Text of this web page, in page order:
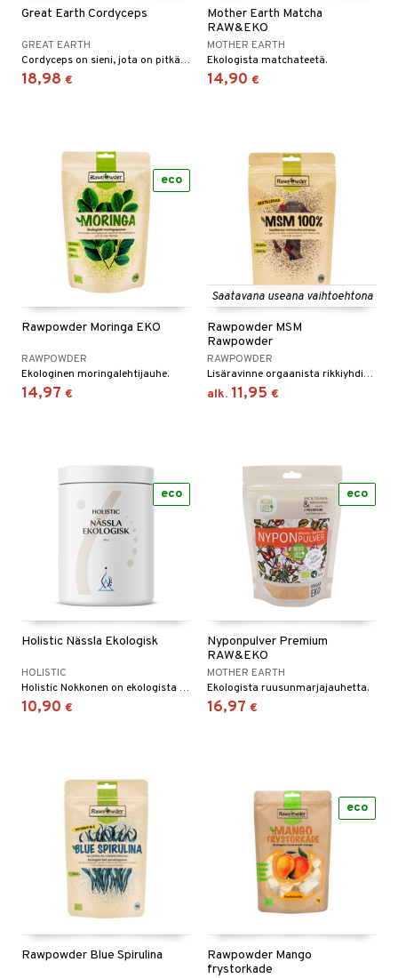
Great Earth Cordyceps
GREAT EARTH
Cordyceps on sieni, jota on pitkään käytetty aasialaisessa lääketieteessä yleisenä vahvistavana aineena.
18,98 €
Mother Earth Matcha
RAW&EKO
MOTHER EARTH
Ekologista matchateetä.
14,90 €
Rawpowder Moringa EKO
RAWPOWDER
Ekologinen moringalehtijauhe.
14,97 €
eco
Saatavana useana vaihtoehtona
Rawpowder MSM
Rawpowder
RAWPOWDER
Lisäravinne orgaanista rikkiyhdistettä jota on luonnostaan kehossa.
alk. 11,95 €
Holistic Nässla Ekologisk
HOLISTIC
Holistic Nokkonen on ekologista jauhetta, kuivattu maksimissaan 40 asteessa.
10,90 €
eco
Nyponpulver Premium
RAW&EKO
MOTHER EARTH
Ekologista ruusunmarjajauhetta.
16,97 €
eco
Rawpowder Blue Spirulina
Rawpowder Mango
frystorkade
eco